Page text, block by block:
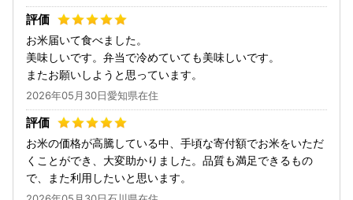
お米届いて食べました。
美味しいです。弁当で冷めていても美味しいです。
またお願いしようと思っています。
2026年05月30日愛知県在住
お米の価格が高騰している中、手頃な寄付額でお米をいただ
くことができ、大変助かりました。品質も満足できるもの
で、また利用したいと思います。